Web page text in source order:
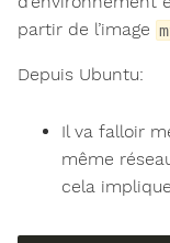
partir de l’image
Depuis Ubuntu:
Il va falloir
même
cela